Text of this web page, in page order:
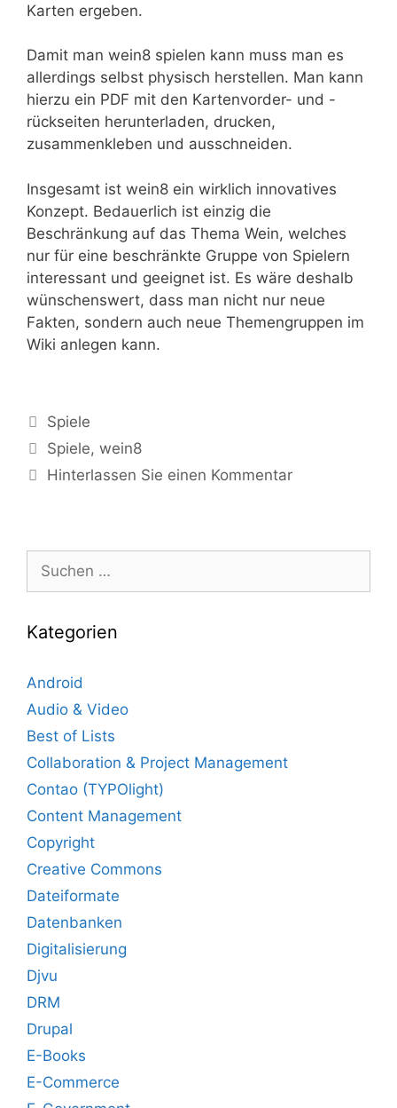
Karten ergeben.
Damit man wein8 spielen kann muss man es
allerdings selbst physisch herstellen. Man kann
hierzu ein PDF mit den Kartenvorder- und -
rückseiten herunterladen, drucken,
zusammenkleben und ausschneiden.
Insgesamt ist wein8 ein wirklich innovatives
Konzept. Bedauerlich ist einzig die
Beschränkung auf das Thema Wein, welches
nur für eine beschränkte Gruppe von Spielern
interessant und geeignet ist. Es wäre deshalb
wünschenswert, dass man nicht nur neue
Fakten, sondern auch neue Themengruppen im
Wiki anlegen kann.
Kategorien
Spiele
Tags
Spiele,wein8
Hinterlassen Sie einen Kommentar
Suche
nach:
Kategorien
Android
Audio & Video
Best of Lists
Collaboration & Project Management
Contao (TYPOlight)
Content Management
Copyright
Creative Commons
Dateiformate
Datenbanken
Digitalisierung
Djvu
DRM
Drupal
E-Books
E-Commerce